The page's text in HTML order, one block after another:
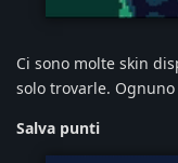
skinsgif.gif
Ci sono molte skin
solo trovarle.
Salva punti